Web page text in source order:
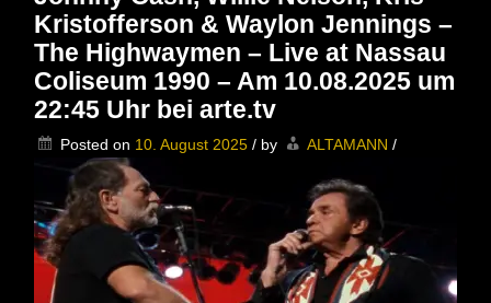
Soul
Dokumentation
am
arte.tv
21:45
Uhr
+++
PROGRAMMTIPP!
+++
Kristofferson & Waylon Jennings –
The Highwaymen – Live at Nassau
Coliseum 1990 – Am 10.08.2025 um
22:45 Uhr bei arte.tv
Posted on 10. August 2025 / by ALTAMANN /